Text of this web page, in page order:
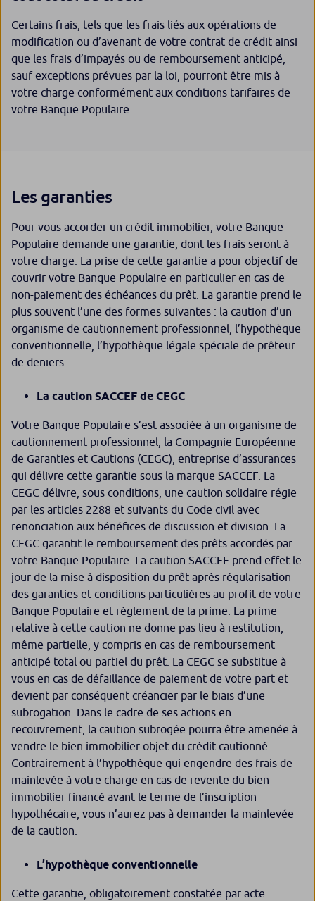
Certains frais, tels que les frais liés aux opérations de
modification ou d’avenant de votre contrat de crédit ainsi
que les frais d’impayés ou de remboursement anticipé,
sauf exceptions prévues par la loi, pourront être mis à
votre charge conformément aux conditions tarifaires de
votre Banque Populaire.
Les garanties
Pour vous accorder un crédit immobilier, votre Banque
Populaire demande une garantie, dont les frais seront à
votre charge. La prise de cette garantie a pour objectif de
couvrir votre Banque Populaire en particulier en cas de
non-paiement des échéances du prêt. La garantie prend le
plus souvent l’une des formes suivantes : la caution d’un
organisme de cautionnement professionnel, l’hypothèque
conventionnelle, l’hypothèque légale spéciale de prêteur
de deniers.
La caution SACCEF de CEGC
Votre Banque Populaire s’est associée à un organisme de
cautionnement professionnel, la Compagnie Européenne
de Garanties et Cautions (CEGC), entreprise d’assurances
qui délivre cette garantie sous la marque SACCEF. La
CEGC délivre, sous conditions, une caution solidaire régie
par les articles 2288 et suivants du Code civil avec
renonciation aux bénéfices de discussion et division. La
CEGC garantit le remboursement des prêts accordés par
votre Banque Populaire. La caution SACCEF prend effet le
jour de la mise à disposition du prêt après régularisation
des garanties et conditions particulières au profit de votre
Banque Populaire et règlement de la prime. La prime
relative à cette caution ne donne pas lieu à restitution,
même partielle, y compris en cas de remboursement
anticipé total ou partiel du prêt. La CEGC se substitue à
vous en cas de défaillance de paiement de votre part et
devient par conséquent créancier par le biais d’une
subrogation. Dans le cadre de ses actions en
recouvrement, la caution subrogée pourra être amenée à
vendre le bien immobilier objet du crédit cautionné.
Contrairement à l’hypothèque qui engendre des frais de
mainlevée à votre charge en cas de revente du bien
immobilier financé avant le terme de l’inscription
hypothécaire, vous n’aurez pas à demander la mainlevée
de la caution.
L’hypothèque conventionnelle
Cette garantie, obligatoirement constatée par acte